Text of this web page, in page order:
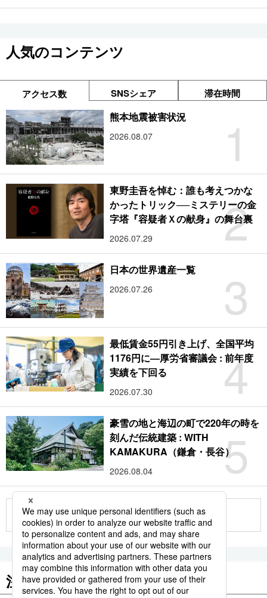
人気のコンテンツ
アクセス数 SNSシェア 滞在時間
1
熊本地震被害状況
2026.08.07
2
東野圭吾を悼む：誰も考えつかな
かったトリック──ミステリーの金
字塔『容疑者Ｘの献身』の舞台裏
2026.07.29
3
日本の世界遺産一覧
2026.07.26
4
最低賃金55円引き上げ、全国平均
1176円に―厚労省審議会 : 前年度
実績を下回る
2026.07.30
5
豪雪の地と海辺の町で220年の時を
刻んだ伝統建築 : WITH
KAMAKURA（鎌倉・長谷）
2026.08.04
もっと見る
注目のキーワード